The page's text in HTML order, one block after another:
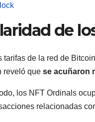
de
tarifas de la red de
reveló que se acuñaron
los NFT Ordinals
relacionadas